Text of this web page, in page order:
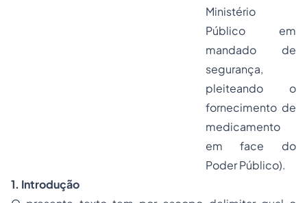
Ministério
Público em
mandado de
segurança,
pleiteando o
fornecimento de
medicamento
em face do
Poder Público).
1. Introdução